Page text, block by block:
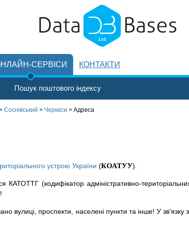
СЕРВІСИ
Пошук поштового індексу
КОНТАКТИ
Соснівський > Черкаси > Адреса
устрою України (КОАТУУ).
(кодифікатор адміністративно-
вулиці, проспекти, населені пункти та інше! У зв'язку